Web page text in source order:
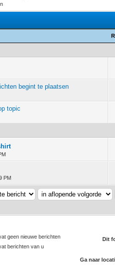
begint te plaatsen
topic
PM
geen nieuwe berichten
berichten van u
Dit
Ga naar